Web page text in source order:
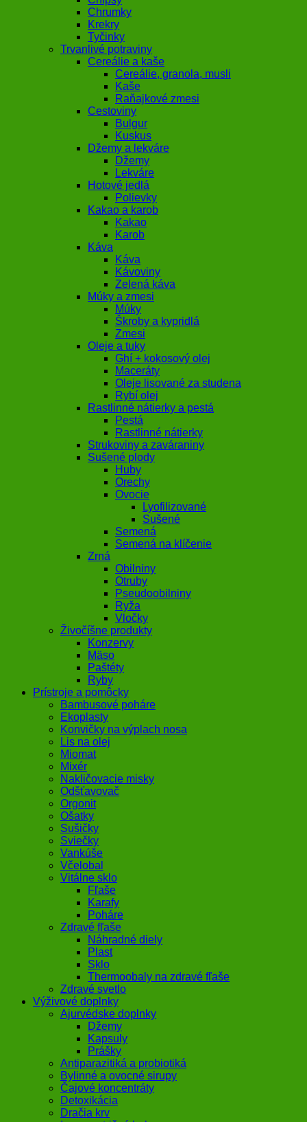
Chrumky
Krekry
Tyčinky
Trvanlivé potraviny
Cereálie a kaše
Cereálie, granola, musli
Kaše
Raňajkové zmesi
Cestoviny
Bulgur
Kuskus
Džemy a lekváre
Džemy
Lekváre
Hotové jedlá
Polievky
Kakao a karob
Kakao
Karob
Káva
Káva
Kávoviny
Zelená káva
Múky a zmesi
Múky
Škroby a kypridlá
Zmesi
Oleje a tuky
Ghí + kokosový olej
Maceráty
Oleje lisované za studena
Rybí olej
Rastlinné nátierky a pestá
Pestá
Rastlinné nátierky
Strukoviny a zaváraniny
Sušené plody
Huby
Orechy
Ovocie
Lyofilizované
Sušené
Semená
Semená na klíčenie
Zrná
Obilniny
Otruby
Pseudoobilniny
Ryža
Vločky
Živočíšne produkty
Konzervy
Mäso
Paštéty
Ryby
Prístroje a pomôcky
Bambusové poháre
Ekoplasty
Konvičky na výplach nosa
Lis na olej
Miomat
Mixér
Nakličovacie misky
Odšťavovač
Orgonit
Ošatky
Sušičky
Sviečky
Vankúše
Včelobal
Vitálne sklo
Fľaše
Karafy
Poháre
Zdravé fľaše
Náhradné diely
Plast
Sklo
Thermoobaly na zdravé fľaše
Zdravé svetlo
Výživové doplnky
Ajurvédske doplnky
Džemy
Kapsuly
Prášky
Antiparazitiká a probiotiká
Bylinné a ovocné sirupy
Čajové koncentráty
Detoxikácia
Dračia krv